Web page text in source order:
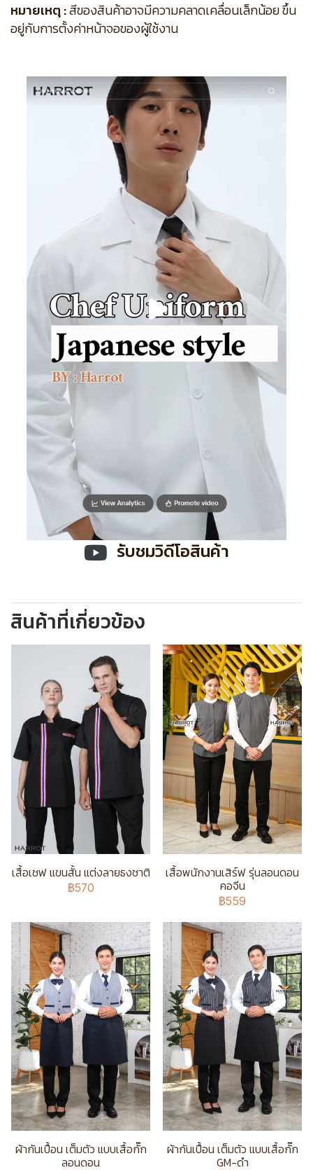
หมายเหตุ :สีของสินค้าอาจมีความคลาดเคลื่อนเล็กน้อย ขึ้น
อยู่กับการตั้งค่าหน้าจอของผู้ใช้งาน
รับชมวิดีโอสินค้า
สินค้าที่เกี่ยวข้อง
เสื้อเชฟ แขนสั้น แต่งลายธงชาติ
฿570
เสื้อพนักงานเสิร์ฟ รุ่นลอนดอน
คอจีน
฿559
ผ้ากันเปื้อน เต็มตัว แบบเสื้อกั๊ก
ลอนดอน
ผ้ากันเปื้อน เต็มตัว แบบเสื้อกั๊ก
GM-ดำ